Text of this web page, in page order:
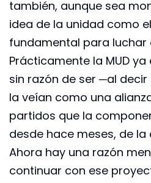
también, aunque sea
idea de la unidad como
fundamental para
Prácticamente la MUD
sin razón de ser ─al
la veían como una
partidos que la
desde hace meses, de
Ahora hay una razón
continuar con ese